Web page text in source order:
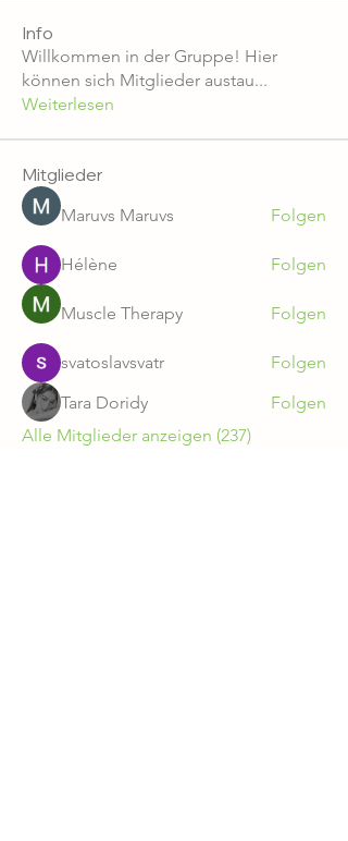
Info
Willkommen in der Gruppe! Hier
können sich Mitglieder austau...
Weiterlesen
Mitglieder
Maruvs Maruvs Folgen
Hélène Folgen
Muscle Therapy Folgen
svatoslavsvatr
Folgen
Tara Doridy
Folgen
Alle Mitglieder anzeigen (237)